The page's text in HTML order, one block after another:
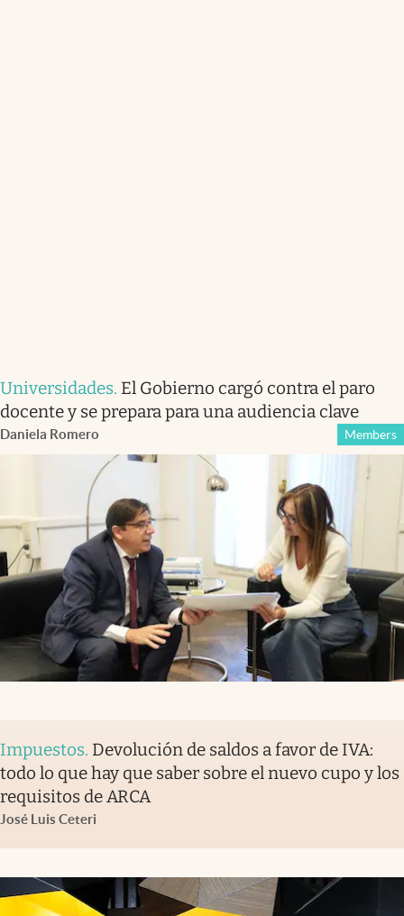
Universidades. El Gobierno cargó contra el paro
docente y se prepara para una audiencia clave
Daniela Romero Members
Impuestos. Devolución de saldos a favor de IVA:
todo lo que hay que saber sobre el nuevo cupo y los
requisitos de ARCA
José Luis Ceteri